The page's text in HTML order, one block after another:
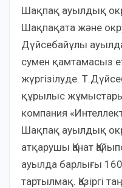
Шақпақ ауылдық
Шақпақата және
Дүйсебайұлы
сумен қамтамасыз
жүргізілуде.
құрылыс
компания
Шақпақ ауылдық
атқарушы Қанат
ауылда барлығы
тартылмақ. Қазіргі